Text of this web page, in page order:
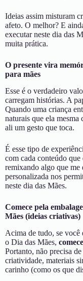
Ideias assim misturam
afeto. O melhor? E
executar neste dia das
muita prática.
O presente vira
para mães
Esse é o verdadeiro
carregam histórias. A
Quando uma criança
naturais que ela mesma
ali um gesto que toca.
É esse tipo de
com cada conteúdo
remixando algo que me
personalizada nos
neste dia das Mães.
Comece pela
Mães (ideias criativas)
Acima de tudo, se você
o Dia das Mães,
Portanto, não precisa
criatividade, materiais
carinho (como os que